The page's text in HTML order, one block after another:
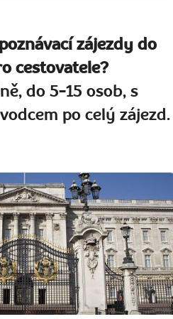
zájezdy do
cestovatele?
do 5-15 osob, s
po celý zájezd.